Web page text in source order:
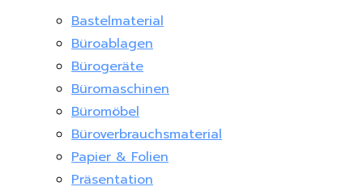
Bastelmaterial
Büroablagen
Bürogeräte
Büromaschinen
Büromöbel
Büroverbrauchsmaterial
Papier & Folien
Präsentation